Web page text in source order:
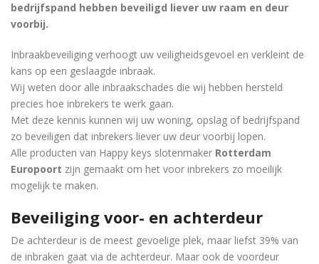
bedrijfspand hebben beveiligd liever uw raam en deur
voorbij.
Inbraakbeveiliging verhoogt uw veiligheidsgevoel en verkleint de
kans op een geslaagde inbraak.
Wij weten door alle inbraakschades die wij hebben hersteld
precies hoe inbrekers te werk gaan.
Met deze kennis kunnen wij uw woning, opslag of bedrijfspand
zo beveiligen dat inbrekers liever uw deur voorbij lopen.
Alle producten van Happy keys slotenmaker Rotterdam
Europoort zijn gemaakt om het voor inbrekers zo moeilijk
mogelijk te maken.
Beveiliging voor- en achterdeur
De achterdeur is de meest gevoelige plek, maar liefst 39% van
de inbraken gaat via de achterdeur. Maar ook de voordeur